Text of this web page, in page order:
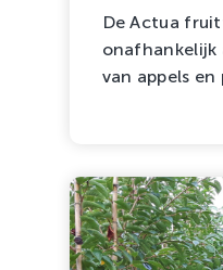
De Actua
onafhankelijk
van appels en